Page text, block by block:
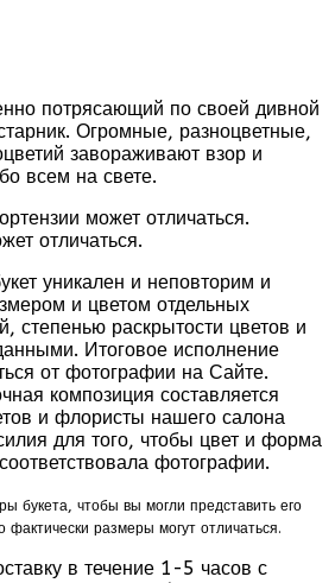
потрясающий по своей дивной
Огромные, разноцветные,
завораживают взор и
всем на свете.
может отличаться.
отличаться.
уникален и неповторим и
и цветом отдельных
степенью раскрытости цветов и
Итоговое исполнение
от фотографии на Сайте.
композиция составляется
и флористы нашего салона
для того, чтобы цвет и форма
фотографии.
букета, чтобы вы могли представить его
размеры могут отличаться.
в течение 1-5 часов с